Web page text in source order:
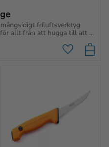
friluftsverktyg
allt från att hugga till att
Lägg till i